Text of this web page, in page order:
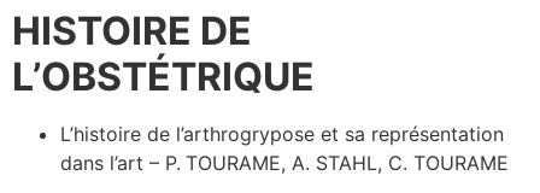
HISTOIRE DE
L’OBSTÉTRIQUE
L’histoire de l’arthrogrypose et sa représentation
dans l’art – P. TOURAME, A. STAHL, C. TOURAME